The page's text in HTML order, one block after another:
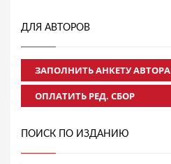
ДЛЯ АВТОРОВ
ЗАПОЛНИТЬ АНКЕТУ АВТОРА
ОПЛАТИТЬ РЕД. СБОР
ПОИСК ПО ИЗДАНИЮ